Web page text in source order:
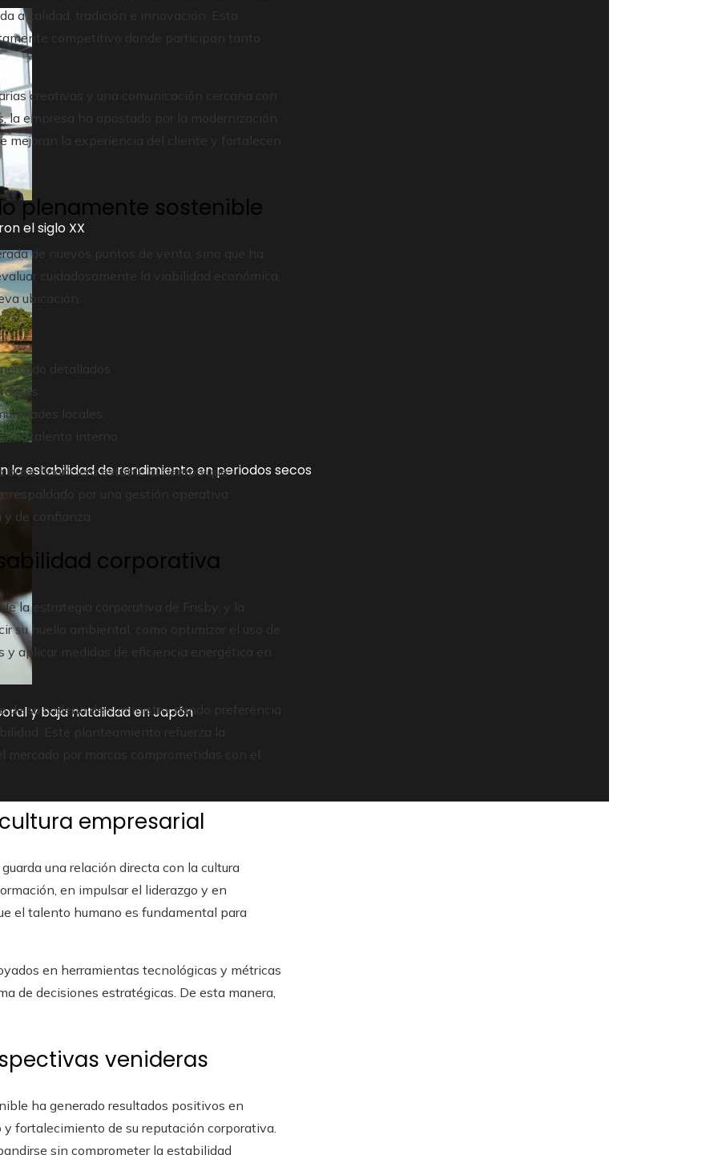
el siglo XX
la estabilidad de rendimiento en periodos secos
y baja natalidad en Japón
a calidad, tradición e innovación. Esta
competitivo donde participan tanto
creativas y una comunicación cercana con
la empresa ha apostado por la modernización
mejoran la experiencia del cliente y fortalecen
plenamente sostenible
de nuevos puntos de venta, sino que ha
cuidadosamente la viabilidad económica,
ubicación.
detallados.
locales.
el talento interno.
base financiera estable al tiempo que
respaldado por una gestión operativa
y de confianza.
corporativa
la estrategia corporativa de Frisby, y la
su huella ambiental, como optimizar el uso de
y aplicar medidas de eficiencia energética en
su cadena de suministro, dando preferencia
Este planteamiento refuerza la
por marcas comprometidas con el
empresarial
una relación directa con la cultura
en impulsar el liderazgo y en
el talento humano es fundamental para
en herramientas tecnológicas y métricas
de decisiones estratégicas. De esta manera,
venideras
ha generado resultados positivos en
fortalecimiento de su reputación corporativa.
sin comprometer la estabilidad